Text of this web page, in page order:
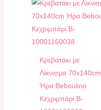
Κρεβατάκι με
Λίκνισμα 70x140cm
Ήρα Beboulino
Κεχριμπάρι B-